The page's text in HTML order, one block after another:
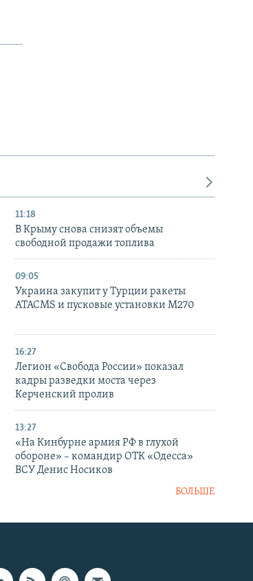
11:18
В Крыму снова снизят объемы
свободной продажи топлива
09:05
Украина закупит у Турции ракеты
ATACMS и пусковые установки M270
16:27
Легион «Свобода России» показал
кадры разведки моста через
Керченский пролив
13:27
«На Кинбурне армия РФ в глухой
обороне» – командир ОТК «Одесса»
ВСУ Денис Носиков
БОЛЬШЕ